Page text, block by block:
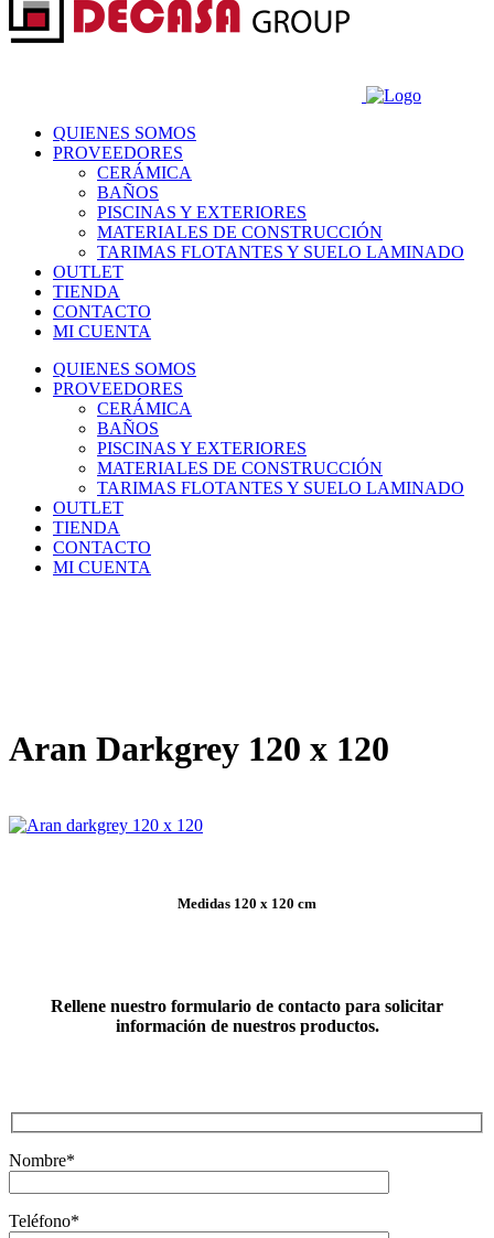
QUIENES SOMOS
PROVEEDORES
CERÁMICA
BAÑOS
PISCINAS Y EXTERIORES
MATERIALES DE CONSTRUCCIÓN
TARIMAS FLOTANTES Y SUELO LAMINADO
OUTLET
TIENDA
CONTACTO
MI CUENTA
QUIENES SOMOS
PROVEEDORES
CERÁMICA
BAÑOS
PISCINAS Y EXTERIORES
MATERIALES DE CONSTRUCCIÓN
TARIMAS FLOTANTES Y SUELO LAMINADO
OUTLET
TIENDA
CONTACTO
MI CUENTA
Aran Darkgrey 120 x 120
Medidas 120 x 120 cm
Rellene nuestro formulario de contacto para solicitar
información de nuestros productos.
Nombre*
Teléfono*